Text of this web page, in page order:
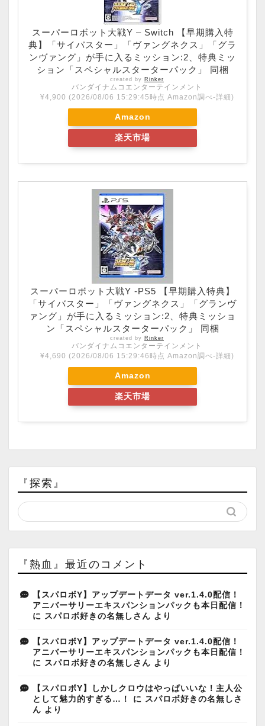
スーパーロボット大戦Y – Switch 【早期購入特
典】「サイバスター」「ヴァングネクス」「グラ
ンヴァング」が手に入るミッション:2、特典ミッ
ション「スペシャルスターターパック」 同梱
created by Rinker
バンダイナムコエンターテインメント
¥4,900 (2026/08/06 15:29:45時点 Amazon調べ-詳細)
Amazon
楽天市場
スーパーロボット大戦Y -PS5 【早期購入特典】
「サイバスター」「ヴァングネクス」「グランヴ
ァング」が手に入るミッション:2、特典ミッショ
ン「スペシャルスターターパック」 同梱
created by Rinker
バンダイナムコエンターテインメント
¥4,690 (2026/08/06 15:29:46時点 Amazon調べ-詳細)
Amazon
楽天市場
『探索』
『熱血』最近のコメント
【スパロボY】アップデートデータ ver.1.4.0配信！
アニバーサリーエキスパンションパックも本日配信！
に スパロボ好きの名無しさん より
【スパロボY】アップデートデータ ver.1.4.0配信！
アニバーサリーエキスパンションパックも本日配信！
に スパロボ好きの名無しさん より
【スパロボY】しかしクロウはやっぱいいな！主人公
として魅力的すぎる…！
に スパロボ好きの名無しさ
ん より